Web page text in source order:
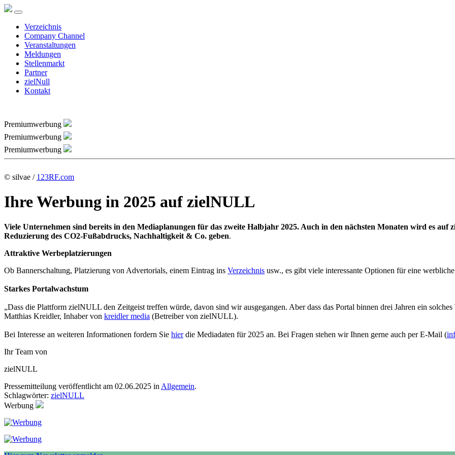
Verzeichnis
Company Channel
Veranstaltungen
Meldungen
Stellenmarkt
Partner
zielNull
Kontakt
Premiumwerbung
Premiumwerbung
Premiumwerbung
© silvae / 123RF.com
Ihre Werbung in 2025 auf zielNULL
Viele Unternehmen sind bereits in den Mediaplanungen für das zweite Halbjahr 2025. Auch in den nächsten Monaten wird es
Reduzierung des CO2-Fußabdrucks, Nachhaltigkeit & Co. geben.
Attraktive Werbeplatzierungen
Ob Bannerschaltung, Platzierung von Advertorials, einem Eintrag ins Verzeichnis usw., es gibt viele interessante Optionen für eine
Starkes Portalwachstum
„Dass die Plattform zielNULL den Zeitgeist treffen würde, davon sind wir ausgegangen. Aber dass das Portal binnen drei Jahren ein
Matthias Kreidler, Inhaber von kreidler media (Betreiber von zielNULL).
Bei Interesse an weiteren Informationen fordern Sie hierdie Mediadaten für 2025 an. Bei Fragen stehen wir Ihnen gerne auch per E-Mail (
Ihr Team von
zielNULL
Pressemitteilung veröffentlicht am 02.06.2025 in Allgemein.
Schlagwörter: zielNULL
Werbung